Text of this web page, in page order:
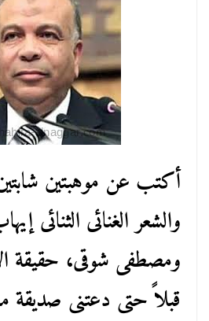
أكتب عن موهبتين
والشعر الغنائى الثنائى
ومصطفى شوقى، حقيقة
قبلاً حتى دعتنى صديقة